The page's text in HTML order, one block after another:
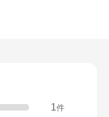
1件